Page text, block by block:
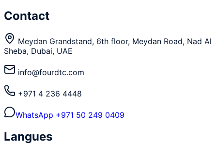
Contact
Meydan Grandstand, 6th floor, Meydan Road, Nad Al
Sheba, Dubai, UAE
info@fourdtc.com
+971 4 236 4448
WhatsApp +971 50 249 0409
Langues